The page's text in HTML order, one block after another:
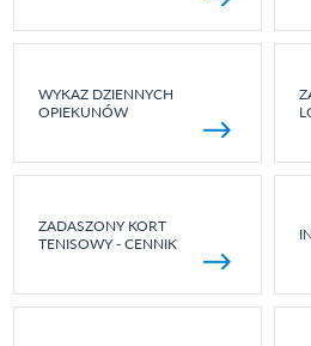
WYKAZ DZIENNYCH
OPIEKUNÓW
ZADASZONY KORT
TENISOWY - CENNIK